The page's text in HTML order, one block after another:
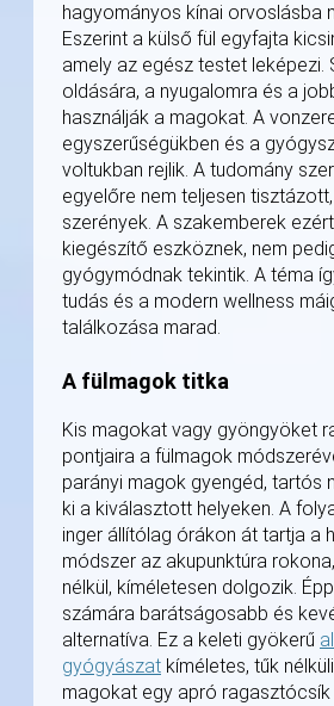
hagyományos kínai orvoslásba
Eszerint a külső fül egyfajta
amely az egész testet leképezi.
oldására, a nyugalomra és a
használják a magokat. A
egyszerűségükben és a
voltukban rejlik. A tudomány
egyelőre nem teljesen
szerények. A szakemberek
kiegészítő eszköznek, nem
gyógymódnak tekintik. A téma
tudás és a modern wellness
találkozása marad.
A fülmagok titka
Kis magokat vagy gyöngyöket
pontjaira a fülmagok
parányi magok gyengéd, tartós
ki a kiválasztott helyeken. A
inger állítólag órákon át tartja a
módszer az akupunktúra
nélkül, kíméletesen dolgozik.
számára barátságosabb és
alternatíva. Ez a keleti gyökerű
gyógyászat kíméletes, tűk
magokat egy apró